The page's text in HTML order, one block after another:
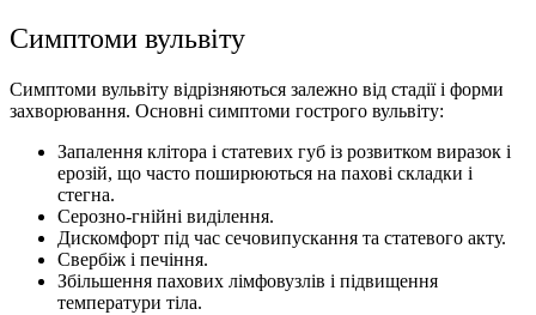
Симптоми вульвіту
Симптоми вульвіту відрізняються залежно від стадії і форми
захворювання. Основні симптоми гострого вульвіту:
Запалення клітора і статевих губ із розвитком виразок і
ерозій, що часто поширюються на пахові складки і
стегна.
Серозно-гнійні виділення.
Дискомфорт під час сечовипускання та статевого акту.
Свербіж і печіння.
Збільшення пахових лімфовузлів і підвищення
температури тіла.